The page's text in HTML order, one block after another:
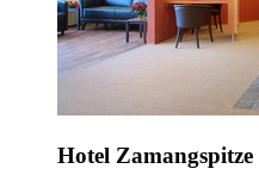
Hotel Zamangspitze